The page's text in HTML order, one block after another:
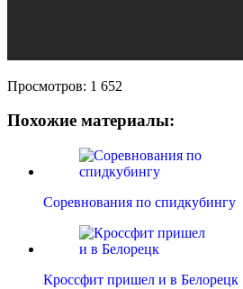
Просмотров: 1 652
Похожие материалы:
Соревнования по спидкубингу
Кроссфит пришел и в Белорецк